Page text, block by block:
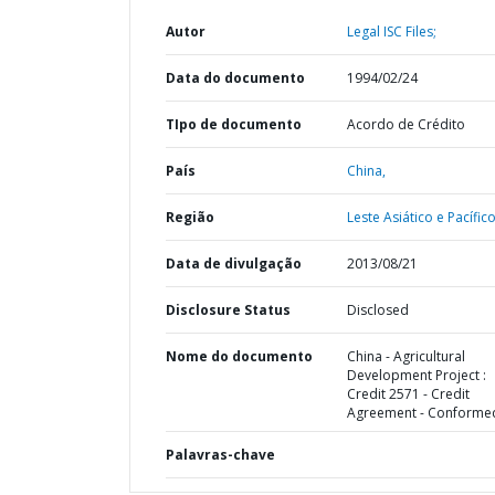
Autor Legal ISC Files;
Data do documento 1994/02/24
TIpo de documento Acordo de Crédito
País China,
Região Leste Asiático e
Data de divulgação 2013/08/21
Disclosure Status Disclosed
Nome do documento
China - Agricultural
Development Project :
Credit 2571 - Credit
Agreement -
Palavras-chave